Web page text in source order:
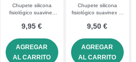
Chupete silicona
fisiológico suavinex
9,95 €
AGREGAR
AL CARRITO
Chupete silicona
fisiológico suavinex 6-
9,50 €
AGREGAR
AL CARRITO